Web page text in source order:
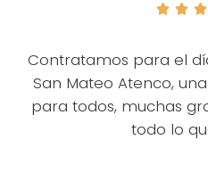
  
Contratamos para el
San Mateo Atenco,
para todos, muchas
todo lo